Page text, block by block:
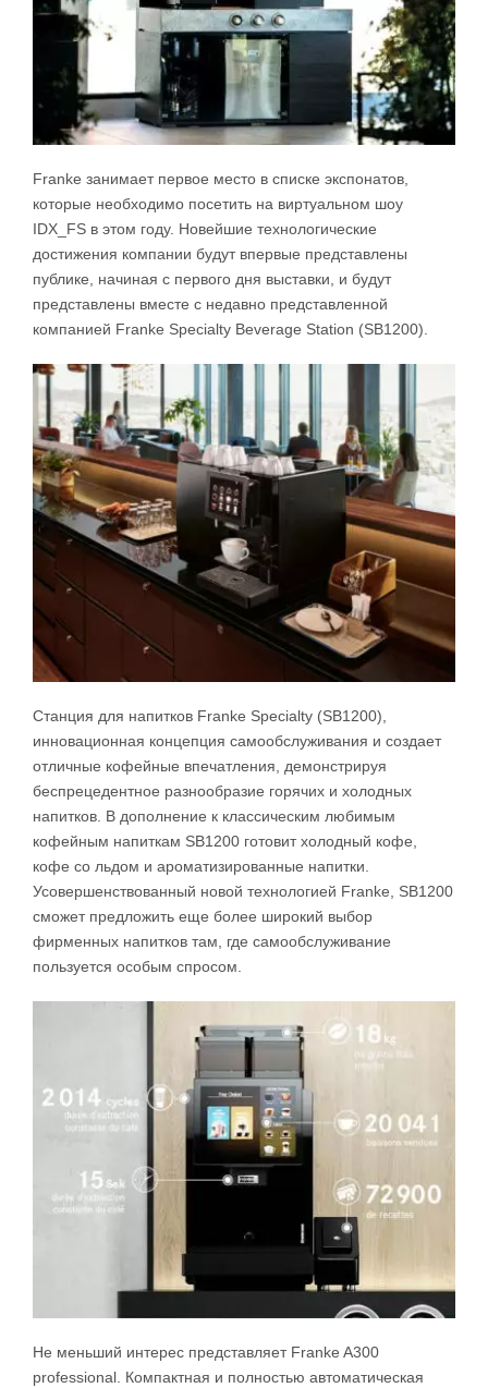
Franke занимает первое место в списке экспонатов,
которые необходимо посетить на виртуальном шоу
IDX_FS в этом году. Новейшие технологические
достижения компании будут впервые представлены
публике, начиная с первого дня выставки, и будут
представлены вместе с недавно представленной
компанией Franke Specialty Beverage Station (SB1200).
Станция для напитков Franke Specialty (SB1200),
инновационная концепция самообслуживания и создает
отличные кофейные впечатления, демонстрируя
беспрецедентное разнообразие горячих и холодных
напитков. В дополнение к классическим любимым
кофейным напиткам SB1200 готовит холодный кофе,
кофе со льдом и ароматизированные напитки.
Усовершенствованный новой технологией Franke, SB1200
сможет предложить еще более широкий выбор
фирменных напитков там, где самообслуживание
пользуется особым спросом.
Не меньший интерес представляет Franke A300
professional. Компактная и полностью автоматическая